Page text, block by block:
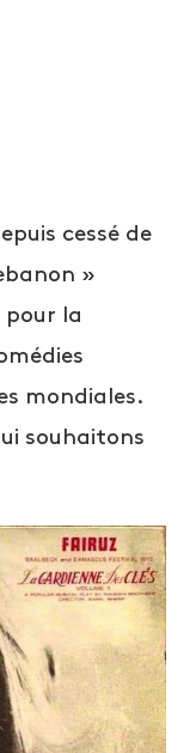
cessé de
»
pour la
mondiales.
souhaitons